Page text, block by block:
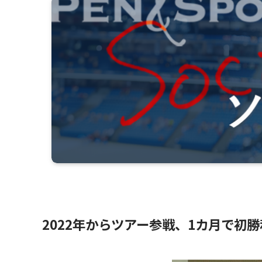
2022年からツアー参戦、1カ月で初